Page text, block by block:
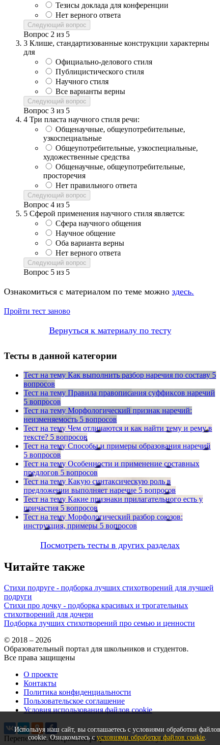
Тезисы доклада для конференции
Нет верного ответа
Следующий вопрос
Вопрос 2 из 5
3 Клише, стандартизованные конструкции характерны
для
Официально-делового стиля
Публицистического стиля
Научного стиля
Все варианты верны
Следующий вопрос
Вопрос 3 из 5
4 Три пласта научного стиля речи:
Общенаучные, общеупотребительные,
узкоспециальные
Общеупотребительные, узкоспециальные,
художественные средства
Общенаучные, общеупотребительные,
просторечия
Нет правильного ответа
Следующий вопрос
Вопрос 4 из 5
5 Сферой применения научного стиля является:
Сфера научного общения
Научное общение
Оба варианта верны
Нет верного ответа
Следующий вопрос
Вопрос 5 из 5
Ознакомиться с материалом по теме можно здесь.
Пройти тест заново
Вернуться к материалу по тесту
Тесты в данной категории
Тест на тему Как выполнить разбор наречия по составу 5
вопросов
Тест на тему Правила правописания суффиксов наречий
5 вопросов
Тест на тему Морфологический признак наречий:
неизменяемость 5 вопросов
Тест на тему Чем отличаются и как найти тему и рему в
тексте? 5 вопросов
Тест на тему Способы и примеры образования наречий
5 вопросов
Тест на тему Особенности и применение составных
предлогов 5 вопросов
Тест на тему Какую синтаксическую роль в
предложении выполняет наречие 5 вопросов
Тест на тему Какие признаки прилагательного есть у
причастия 5 вопросов
Тест на тему Морфологический разбор союзов:
инструкция, примеры 5 вопросов
Посмотреть тесты в других разделах
Читайте также
Стихи подруге - подборка лучших стихотворений для лучшей
подруги
Стихи про дочку - подборка красивых и трогательных
стихотворений для дочери
Подборка лучших стихотворений про семью и ценности
Используя наш сайт, вы соглашаетесь с условиями обработки файлов
cookie. Ознакомьтесь сусловиями обработки файлов cookie.
© 2018 – 2026
Образовательный портал для школьников и студентов.
Все права защищены
О проекте
Контакты
Политика конфиденциальности
Пользовательское соглашение
Условия использования файлов cookie
Перепечатка материалов разрешена только с указанием